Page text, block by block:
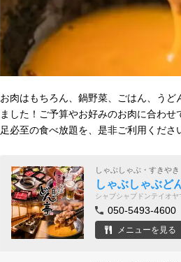
お肉はもちろん、鍋野菜、ごはん、う
ました！ご予算やお好みのお肉に合わ
足必至の食べ放題を、是非ご利用くださ
しゃぶしゃぶ・すきやき
しゃぶしゃぶど
シャブシャブドンテイオヤ
050-5493-4600
メニューを見る